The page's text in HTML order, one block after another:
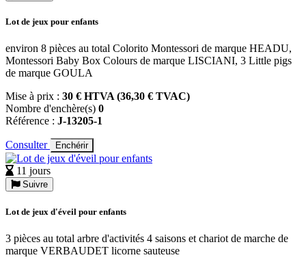
Lot de jeux pour enfants
environ 8 pièces au total Colorito Montessori de marque HEADU,
Montessori Baby Box Colours de marque LISCIANI, 3 Little pigs
de marque GOULA
Mise à prix : 30 € HTVA (36,30 € TVAC)
Nombre d'enchère(s) 0
Référence : J-13205-1
Consulter Enchérir
11 jours
Suivre
Lot de jeux d'éveil pour enfants
3 pièces au total arbre d'activités 4 saisons et chariot de marche de
marque VERBAUDET licorne sauteuse